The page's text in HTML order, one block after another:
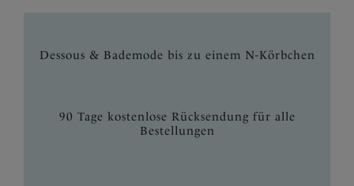
Dessous & Bademode bis zu einem N-Körbchen
90 Tage kostenlose Rücksendung für alle
Bestellungen